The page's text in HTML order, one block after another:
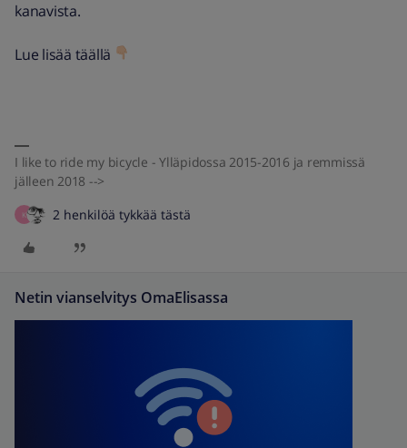
kanavista.
Lue lisää täällä
I like to ride my bicycle - Ylläpidossa 2015-2016 ja remmissä
jälleen 2018 -->
K 2 henkilöä tykkää tästä
Netin vianselvitys OmaElisassa